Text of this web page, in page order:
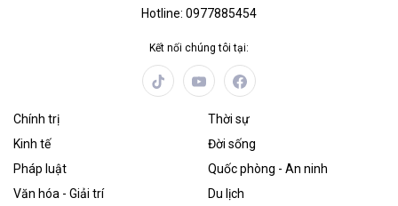
Hotline: 0977885454
Kết nối chúng tôi tại:
Chính trị
Thời sự
Kinh tế
Đời sống
Pháp luật
Quốc phòng - An ninh
Văn hóa - Giải trí
Du lịch